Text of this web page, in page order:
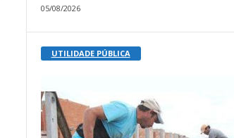
05/08/2026
UTILIDADE PÚBLICA